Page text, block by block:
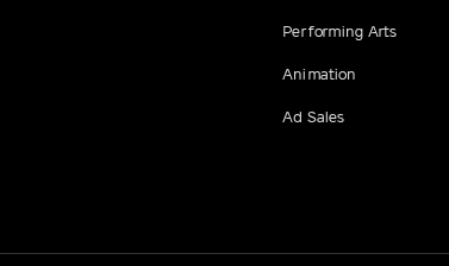
Performing Arts
Animation
Ad Sales